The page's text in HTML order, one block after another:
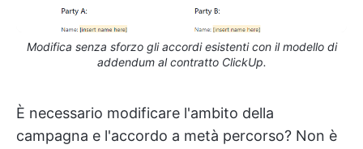
Modifica senza sforzo gli accordi esistenti con il modello di
addendum al contratto ClickUp.
È necessario modificare l'ambito della
campagna e l'accordo a metà percorso? Non è